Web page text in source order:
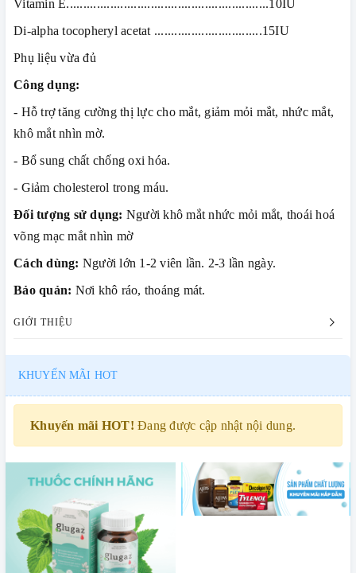
Vitamin E............................................................10IU
Di-alpha tocopheryl acetat ................................15IU
Phụ liệu vừa đủ
Công dụng:
- Hỗ trợ tăng cường thị lực cho mắt, giảm mỏi mắt, nhức mắt,
khô mắt nhìn mờ.
- Bổ sung chất chống oxi hóa.
- Giảm cholesterol trong máu.
Đối tượng sử dụng: Người khô mắt nhức mỏi mắt, thoái hoá
võng mạc mắt nhìn mờ
Cách dùng: Người lớn 1-2 viên lần. 2-3 lần ngày.
Bảo quản: Nơi khô ráo, thoáng mát.
GIỚI THIỆU
KHUYẾN MÃI HOT
Khuyến mãi HOT! Đang được cập nhật nội dung.